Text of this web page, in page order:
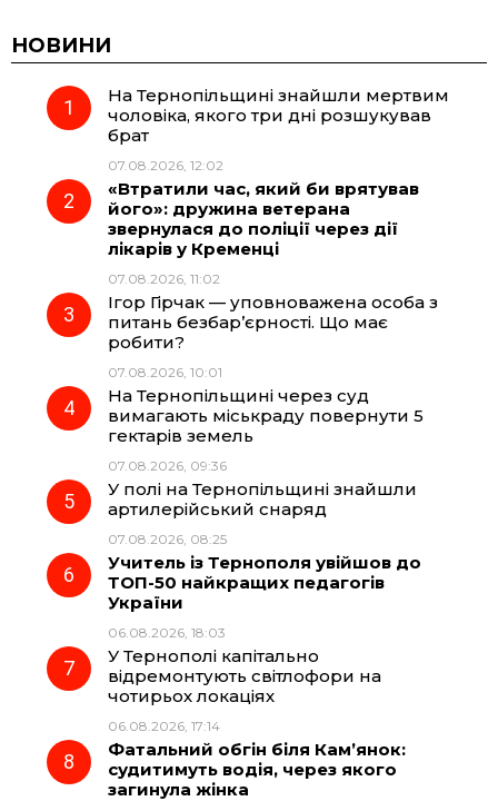
c
e
o
k
e
r
m
t
A
p
НОВИНИ
На Тернопільщині знайшли мертвим
чоловіка, якого три дні розшукував
брат
07.08.2026, 12:02
«Втратили час, який би врятував
його»: дружина ветерана
звернулася до поліції через дії
лікарів у Кременці
07.08.2026, 11:02
Ігор Гірчак — уповноважена особа з
питань безбар’єрності. Що має
робити?
07.08.2026, 10:01
На Тернопільщині через суд
вимагають міськраду повернути 5
гектарів земель
07.08.2026, 09:36
У полі на Тернопільщині знайшли
артилерійський снаряд
07.08.2026, 08:25
Учитель із Тернополя увійшов до
ТОП-50 найкращих педагогів
України
06.08.2026, 18:03
У Тернополі капітально
відремонтують світлофори на
чотирьох локаціях
06.08.2026, 17:14
Фатальний обгін біля Кам’янок:
судитимуть водія, через якого
загинула жінка